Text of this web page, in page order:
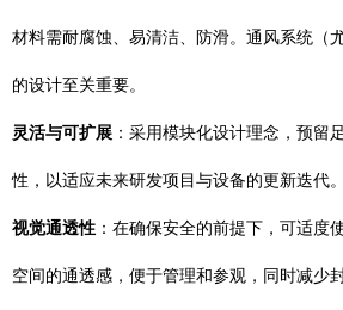
材料需耐腐蚀、易清洁、防滑。通风系统（
的设计至关重要。
灵活与可扩展 ：采用模块化设计理念，预留
性，以适应未来研发项目与设备的更新迭代。
视觉通透性 ：在确保安全的前提下，可适度
空间的通透感，便于管理和参观，同时减少